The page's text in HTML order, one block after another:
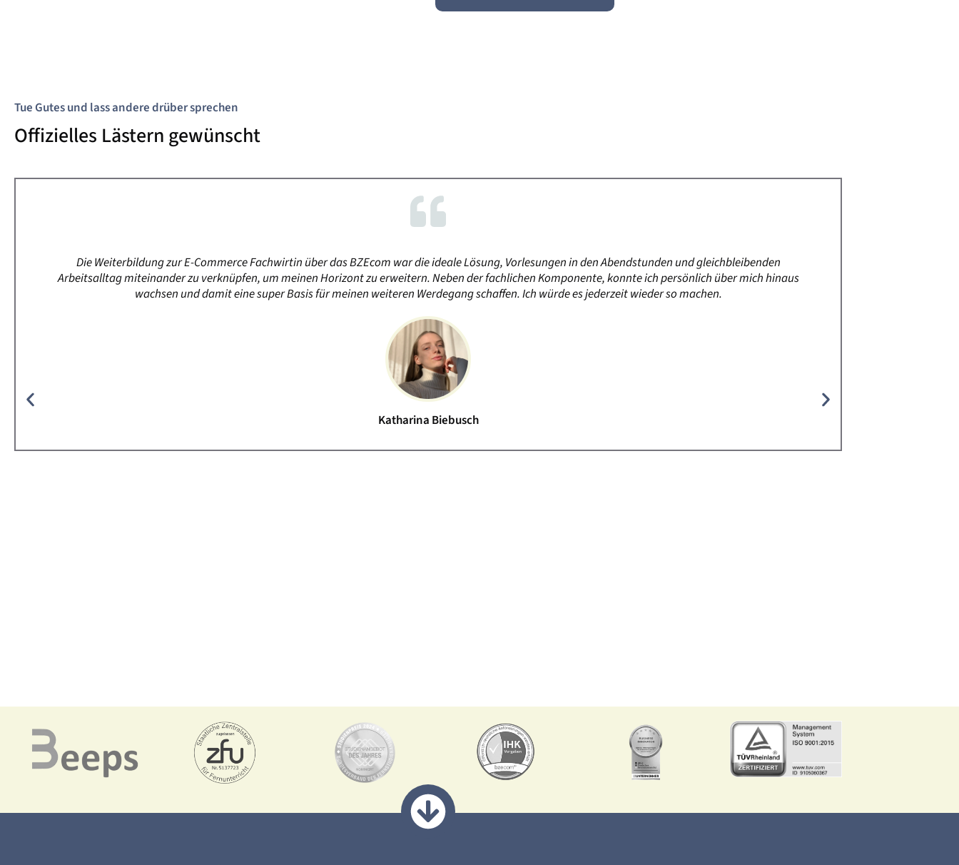
Tue Gutes und lass andere drüber sprechen
Offizielles Lästern gewünscht
Die Weiterbildung zur E-Commerce Fachwirtin über das BZEcom war die ideale Lösung, Vorlesungen in den Abendstunden und gleichbleibenden
Arbeitsalltag miteinander zu verknüpfen, um meinen Horizont zu erweitern. Neben der fachlichen Komponente, konnte ich persönlich über mich hinaus
wachsen und damit eine super Basis für meinen weiteren Werdegang schaffen. Ich würde es jederzeit wieder so machen.
Katharina Biebusch